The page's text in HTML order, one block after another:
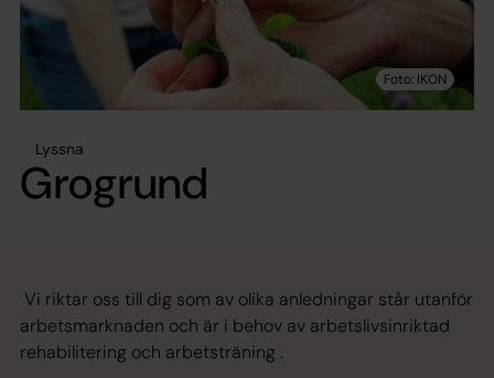
Lyssna
Grogrund
Vi riktar oss till dig som av olika anledningar står utanför
arbetsmarknaden och är i behov av arbetslivsinriktad
rehabilitering och arbetsträning .